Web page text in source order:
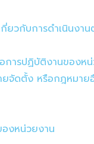
ยวกับการดำเนินงา
การปฏิบัติงานของห
ยจัดตั้ง หรือกฎหมาย
องหน่วยงาน